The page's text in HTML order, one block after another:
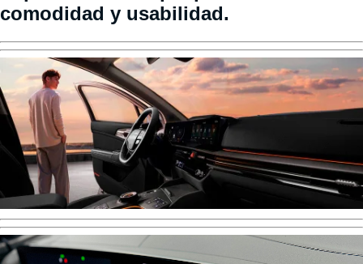
comodidad y usabilidad.